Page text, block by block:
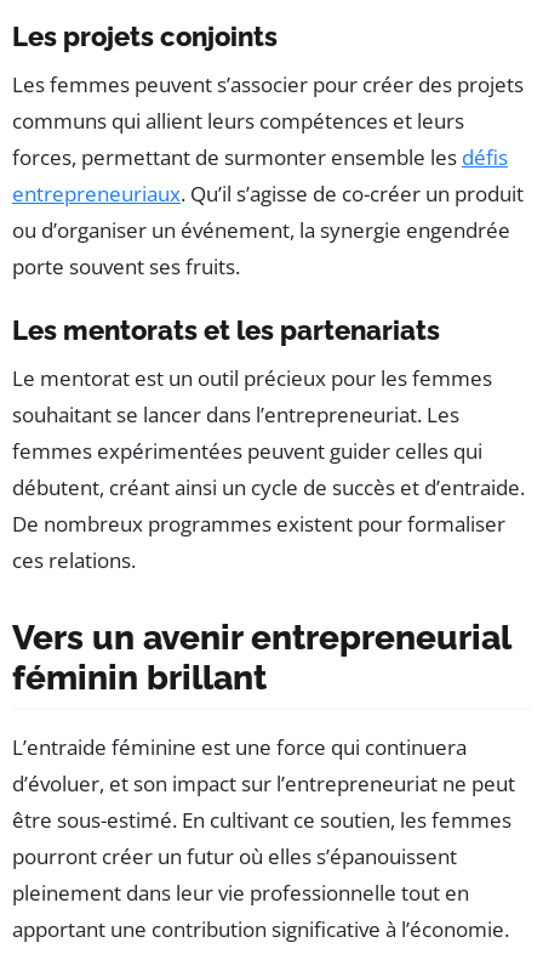
Les projets conjoints
Les femmes peuvent s’associer pour créer des projets
communs qui allient leurs compétences et leurs
forces, permettant de surmonter ensemble les défis
entrepreneuriaux. Qu’il s’agisse de co-créer un produit
ou d’organiser un événement, la synergie engendrée
porte souvent ses fruits.
Les mentorats et les partenariats
Le mentorat est un outil précieux pour les femmes
souhaitant se lancer dans l’entrepreneuriat. Les
femmes expérimentées peuvent guider celles qui
débutent, créant ainsi un cycle de succès et d’entraide.
De nombreux programmes existent pour formaliser
ces relations.
Vers un avenir entrepreneurial
féminin brillant
L’entraide féminine est une force qui continuera
d’évoluer, et son impact sur l’entrepreneuriat ne peut
être sous-estimé. En cultivant ce soutien, les femmes
pourront créer un futur où elles s’épanouissent
pleinement dans leur vie professionnelle tout en
apportant une contribution significative à l’économie.